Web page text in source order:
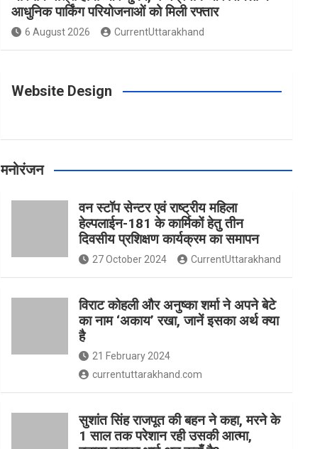
k a s
आधुनिक पार्किंग परियोजनाओं को मिली रफ्तार
6 August 2026 CurrentUttarakhand
Website Design
मनोरंजन
वन स्टॉप सेन्टर एवं राष्ट्रीय महिला
हेल्पलाईन-181 के कार्मिकों हेतु तीन
दिवसीय प्रशिक्षण कार्यक्रम का समापन
27 October 2024 CurrentUttarakhand
विराट कोहली और अनुष्का शर्मा ने अपने बेटे
का नाम ‘अकाय’ रखा, जानें इसका अर्थ क्‍या
है
21 February 2024
currentuttarakhand.com
सुशांत सिंह राजपूत की बहन ने कहा, मरने के
1 साल तक परेशान रही उसकी आत्मा,